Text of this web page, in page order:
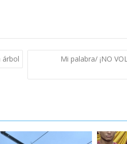
árbol
Mi palabra/ ¡NO